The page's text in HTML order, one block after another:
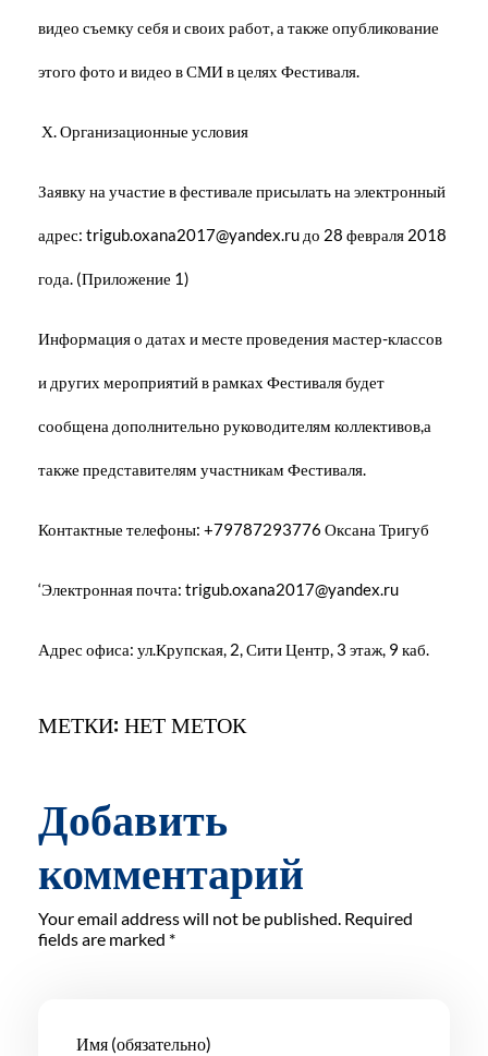
видео съемку себя и своих работ, а также опубликование
этого фото и видео в СМИ в целях Фестиваля.
Х. Организационные условия
Заявку на участие в фестивале присылать на электронный
адрес: trigub.oxana2017@yandex.ru до 28 февраля 2018
года. (Приложение 1)
Информация о датах и месте проведения мастер-классов
и других мероприятий в рамках Фестиваля будет
сообщена дополнительно руководителям коллективов,а
также представителям участникам Фестиваля.
Контактные телефоны: +79787293776 Оксана Тригуб
‘Электронная почта: trigub.oxana2017@yandex.ru
Адрес офиса: ул.Крупская, 2, Сити Центр, 3 этаж, 9 каб.
МЕТКИ: НЕТ МЕТОК
Добавить
комментарий
Your email address will not be published. Required
fields are marked *